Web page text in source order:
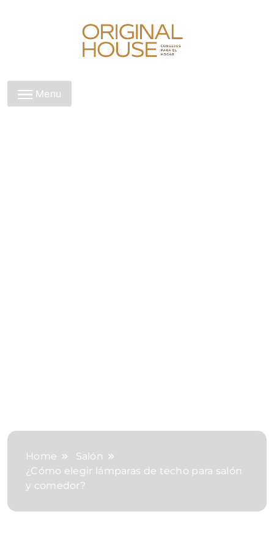
Original House
Menu
Home
Salón
¿Cómo elegir lámparas de techo para salón
y comedor?